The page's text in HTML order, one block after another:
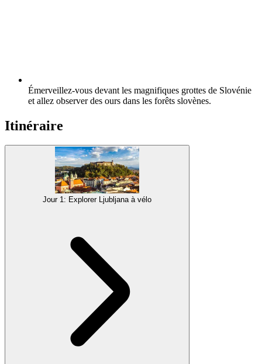
Émerveillez-vous devant les magnifiques grottes de Slovénie
et allez observer des ours dans les forêts slovènes.
Itinéraire
Jour 1: Explorer Ljubljana à vélo